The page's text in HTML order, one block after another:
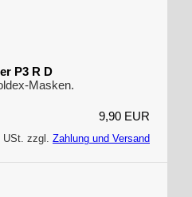
P3 R D
Masken.
9,90 EUR
USt. zzgl. Zahlung und Versand